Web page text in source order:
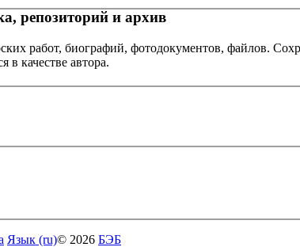
репозиторий и архив
работ, биографий, фотодокументов, файлов.
в качестве автора.
Язык (ru)© 2026 БЭБ